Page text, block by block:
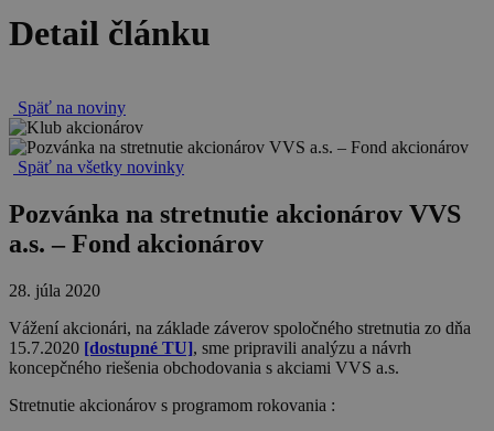
Detail článku
Späť na noviny
Späť na všetky novinky
Pozvánka na stretnutie akcionárov VVS
a.s. – Fond akcionárov
28. júla 2020
Vážení akcionári, na základe záverov spoločného stretnutia zo dňa
15.7.2020 [dostupné TU], sme pripravili analýzu a návrh
koncepčného riešenia obchodovania s akciami VVS a.s.
Stretnutie akcionárov s programom rokovania :